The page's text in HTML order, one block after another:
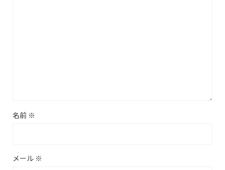
名前 ※
メール ※